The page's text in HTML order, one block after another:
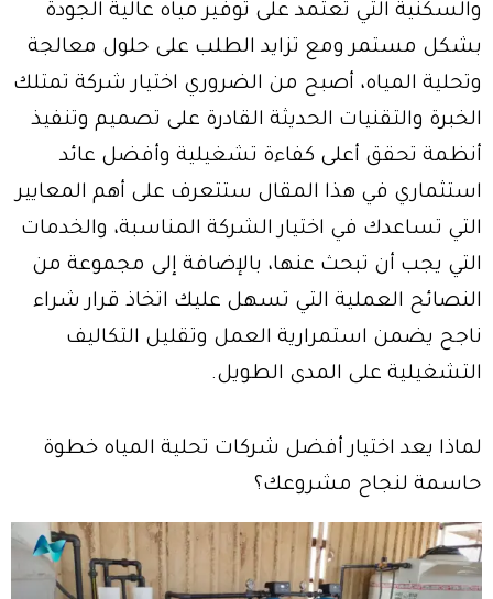
والسكنية التي تعتمد على توفير مياه عالية الجودة
بشكل مستمر ومع تزايد الطلب على حلول معالجة
وتحلية المياه، أصبح من الضروري اختيار شركة تمتلك
الخبرة والتقنيات الحديثة القادرة على تصميم وتنفيذ
أنظمة تحقق أعلى كفاءة تشغيلية وأفضل عائد
استثماري في هذا المقال ستتعرف على أهم المعايير
التي تساعدك في اختيار الشركة المناسبة، والخدمات
التي يجب أن تبحث عنها، بالإضافة إلى مجموعة من
النصائح العملية التي تسهل عليك اتخاذ قرار شراء
ناجح يضمن استمرارية العمل وتقليل التكاليف
التشغيلية على المدى الطويل.
لماذا يعد اختيار أفضل شركات تحلية المياه خطوة
حاسمة لنجاح مشروعك؟